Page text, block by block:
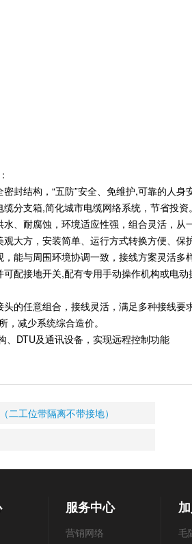
封结构，“五防”安全、免维护,可靠的人身
分支箱,简化城市电缆网络系统，节省投资。
、耐腐蚀，环境适应性强，组合灵活，从
大方，安装简单、运行方式转换方便、保
能与周围环境协调一致，接线方案灵活多
配接地开关,配有专用手动操作机构或电
的任意组合，接线灵活，满足多种接线
，减少系统综合造价。
、DTU及通讯设备，实现远程控制功能
二工位带隔离不带接地）
服务中心
营销网络
毛